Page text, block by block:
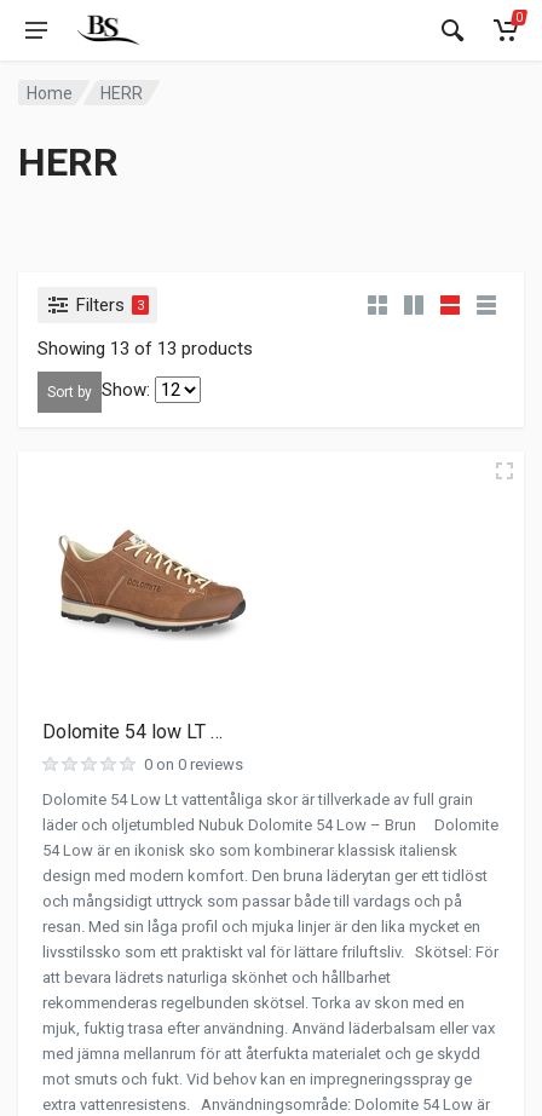
0
Home HERR
HERR
Filters 3
Showing 13 of 13 products
Sort by Show:
Dolomite 54 low LT …
0 on 0 reviews
Dolomite 54 Low Lt vattentåliga skor är tillverkade av full grain
läder och oljetumbled Nubuk Dolomite 54 Low – Brun Dolomite
54 Low är en ikonisk sko som kombinerar klassisk italiensk
design med modern komfort. Den bruna läderytan ger ett tidlöst
och mångsidigt uttryck som passar både till vardags och på
resan. Med sin låga profil och mjuka linjer är den lika mycket en
livsstilssko som ett praktiskt val för lättare friluftsliv. Skötsel: För
att bevara lädrets naturliga skönhet och hållbarhet
rekommenderas regelbunden skötsel. Torka av skon med en
mjuk, fuktig trasa efter användning. Använd läderbalsam eller vax
med jämna mellanrum för att återfukta materialet och ge skydd
mot smuts och fukt. Vid behov kan en impregneringsspray ge
extra vattenresistens. Användningsområde: Dolomite 54 Low är